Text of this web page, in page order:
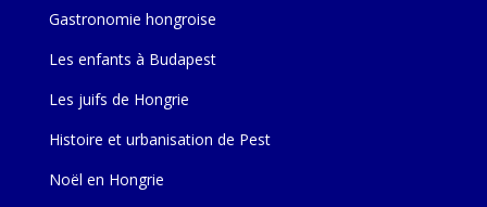
Gastronomie hongroise
Les enfants à Budapest
Les juifs de Hongrie
Histoire et urbanisation de Pest
Noël en Hongrie